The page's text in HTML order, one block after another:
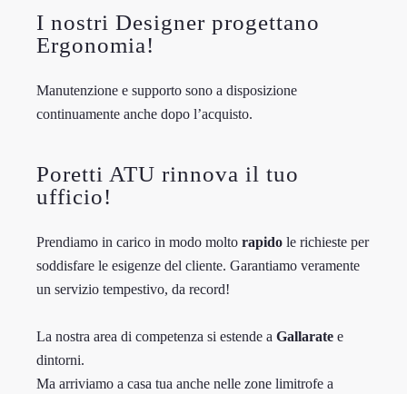
I nostri Designer progettano
Ergonomia!
Manutenzione e supporto sono a disposizione
continuamente anche dopo l’acquisto.
Poretti ATU rinnova il tuo
ufficio!
Prendiamo in carico in modo molto rapido le richieste per
soddisfare le esigenze del cliente. Garantiamo veramente
un servizio tempestivo, da record!
La nostra area di competenza si estende a Gallarate e
dintorni.
Ma arriviamo a casa tua anche nelle zone limitrofe a